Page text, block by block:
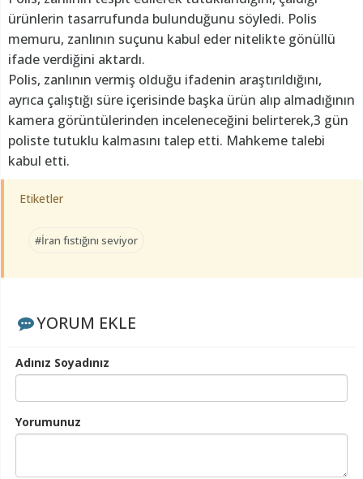
ürünlerin tasarrufunda bulunduğunu söyledi. Polis
memuru, zanlının suçunu kabul eder nitelikte gönüllü
ifade verdiğini aktardı.
Polis, zanlının vermiş olduğu ifadenin araştırıldığını,
ayrıca çalıştığı süre içerisinde başka ürün alıp almadığının
kamera görüntülerinden inceleneceğini belirterek,3 gün
poliste tutuklu kalmasını talep etti. Mahkeme talebi
kabul etti.
Etiketler
#İran fıstığını seviyor
YORUM EKLE
Adınız Soyadınız
Yorumunuz